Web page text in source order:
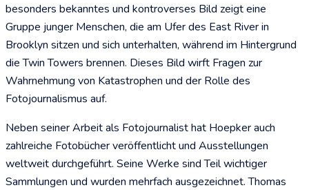
besonders bekanntes und kontroverses Bild zeigt eine
Gruppe junger Menschen, die am Ufer des East River in
Brooklyn sitzen und sich unterhalten, während im Hintergrund
die Twin Towers brennen. Dieses Bild wirft Fragen zur
Wahrnehmung von Katastrophen und der Rolle des
Fotojournalismus auf.
Neben seiner Arbeit als Fotojournalist hat Hoepker auch
zahlreiche Fotobücher veröffentlicht und Ausstellungen
weltweit durchgeführt. Seine Werke sind Teil wichtiger
Sammlungen und wurden mehrfach ausgezeichnet. Thomas